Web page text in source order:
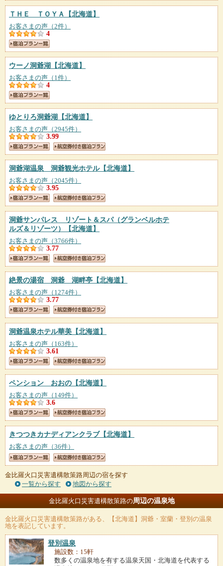
ＴＨＥ ＴＯＹＡ 【北海道】
お客さまの声（2件）
4
ウーノ洞爺湖 【北海道】
お客さまの声（1件）
4
ゆとりろ洞爺湖 【北海道】
お客さまの声（2945件）
3.99
洞爺湖温泉 洞爺観光ホテル【北海道】
お客さまの声（2045件）
3.95
洞爺サンパレス リゾート＆スパ（グランベルホテ
ルズ＆リゾーツ）
【北海道】
お客さまの声（3766件）
3.77
絶景の湯宿 洞爺 湖畔亭 【北海道】
お客さまの声（1274件）
3.77
洞爺温泉ホテル華美 【北海道】
お客さまの声（163件）
3.61
ペンション おおの 【北海道】
お客さまの声（149件）
3.6
きつつきカナディアンクラブ【北海道】
お客さまの声（36件）
金比羅火口災害遺構散策路周辺の宿を探す
一覧から探す
地図から探す
金比羅火口災害遺構散策路の周辺の温泉地
金比羅火口災害遺構散策路がある、【北海道】洞爺・室蘭・登別の温泉
地を表記しています。
登別温泉
施設数：15軒
数多くの温泉地を有する温泉天国・北海道を代表する